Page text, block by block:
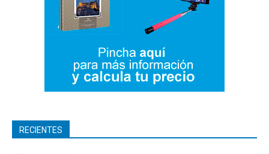
RECIENTES